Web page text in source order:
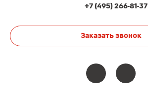
+7 (495) 266-81-37
Заказать звонок